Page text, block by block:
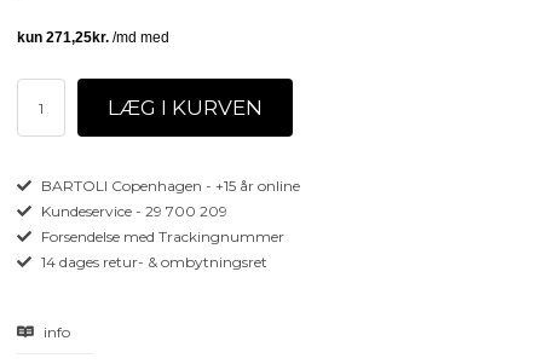
BARTOLI Copenhagen - +15 år online
Kundeservice - 29 700 209
Forsendelse med Trackingnummer
14 dages retur- & ombytningsret
info